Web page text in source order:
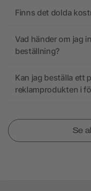
Finns det dolda
Vad händer om jag
beställning?
Kan jag beställa ett
reklamprodukten i
Se